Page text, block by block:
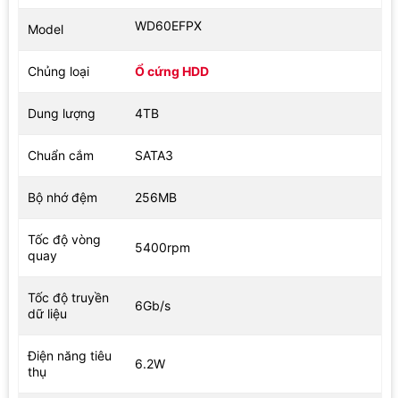
Model WD60EFPX
Chủng loại Ổ cứng HDD
Dung lượng 4TB
Chuẩn cắm SATA3
Bộ nhớ đệm 256MB
Tốc độ vòng
quay
5400rpm
Tốc độ truyền
dữ liệu
6Gb/s
Điện năng tiêu
thụ
6.2W